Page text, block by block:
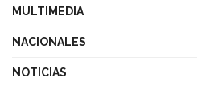
MULTIMEDIA
NACIONALES
NOTICIAS